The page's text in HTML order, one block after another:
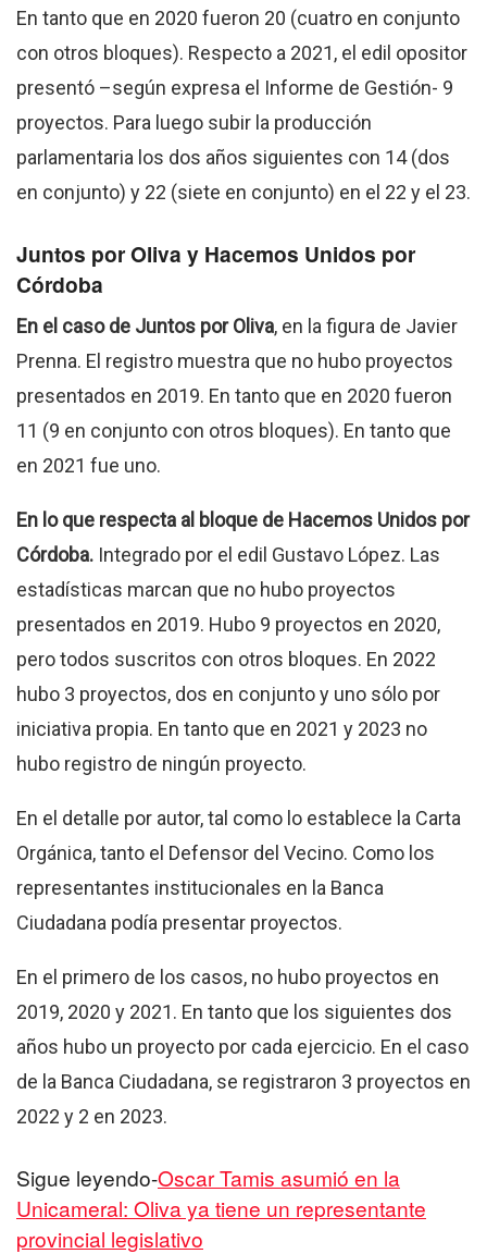
En tanto que en 2020 fueron 20 (cuatro en conjunto
con otros bloques). Respecto a 2021, el edil opositor
presentó –según expresa el Informe de Gestión- 9
proyectos. Para luego subir la producción
parlamentaria los dos años siguientes con 14 (dos
en conjunto) y 22 (siete en conjunto) en el 22 y el 23.
Juntos por Oliva y Hacemos Unidos por
Córdoba
En el caso de Juntos por Oliva, en la figura de Javier
Prenna. El registro muestra que no hubo proyectos
presentados en 2019. En tanto que en 2020 fueron
11 (9 en conjunto con otros bloques). En tanto que
en 2021 fue uno.
En lo que respecta al bloque de Hacemos Unidos por
Córdoba. Integrado por el edil Gustavo López. Las
estadísticas marcan que no hubo proyectos
presentados en 2019. Hubo 9 proyectos en 2020,
pero todos suscritos con otros bloques. En 2022
hubo 3 proyectos, dos en conjunto y uno sólo por
iniciativa propia. En tanto que en 2021 y 2023 no
hubo registro de ningún proyecto.
En el detalle por autor, tal como lo establece la Carta
Orgánica, tanto el Defensor del Vecino. Como los
representantes institucionales en la Banca
Ciudadana podía presentar proyectos.
En el primero de los casos, no hubo proyectos en
2019, 2020 y 2021. En tanto que los siguientes dos
años hubo un proyecto por cada ejercicio. En el caso
de la Banca Ciudadana, se registraron 3 proyectos en
2022 y 2 en 2023.
Sigue leyendo-Oscar Tamis asumió en la
Unicameral: Oliva ya tiene un representante
provincial legislativo